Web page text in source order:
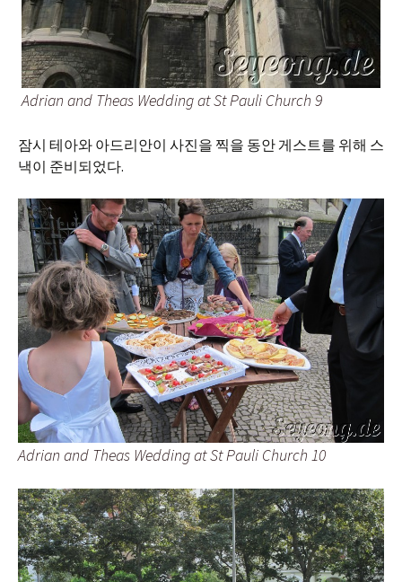
Adrian and Theas Wedding at St Pauli Church 9
잠시 테아와 아드리안이 사진을 찍을 동안 게스트를 위해 스
낵이 준비되었다.
Adrian and Theas Wedding at St Pauli Church 10